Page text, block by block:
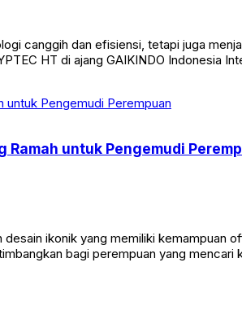
canggih dan efisiensi, tetapi juga
HT di ajang GAIKINDO Indonesia
Ramah untuk Pengemudi
ikonik yang memiliki kemampuan
bagi perempuan yang